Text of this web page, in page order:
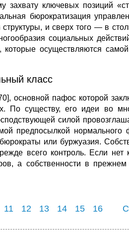
ключевых позиций
бюрократизация
и сверх того — в
социальных
осуществляются
класс
основной пафос которой
По существу, его идеи во
силой
предпосылкой нормального
или буржуазия.
всего контроль. Если нет
а собственности в
11 12 13 14 15
16